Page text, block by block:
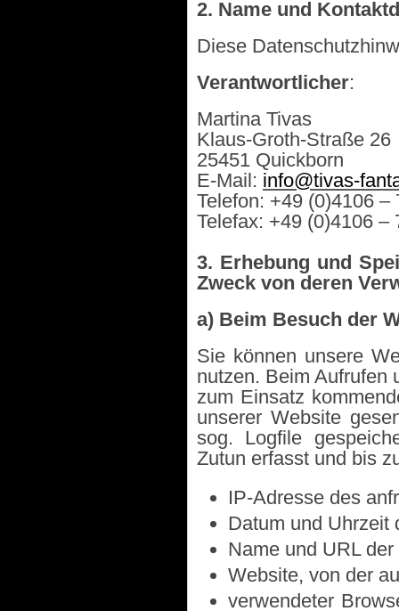
2. Name und
Diese
Verantwortlicher:
Martina Tivas
Klaus-Groth-Straße 26
25451 Quickborn
E-Mail: info@tivas-
Telefon: +49 (0)4106 –
Telefax: +49 (0)4106 –
3. Erhebung und
Zweck von deren
a) Beim Besuch der
Sie können unsere
nutzen. Beim Aufrufen
zum Einsatz
unserer Website
sog. Logfile
Zutun erfasst und bis
IP-Adresse des
Datum und Uhrzeit
Name und URL
Website, von der
verwendeter